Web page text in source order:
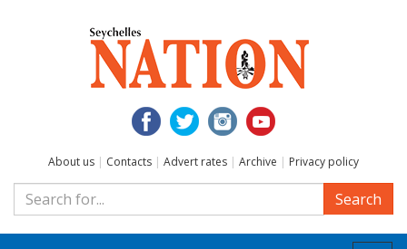
About us | Contacts | Advert rates | Archive | Privacy policy
Search